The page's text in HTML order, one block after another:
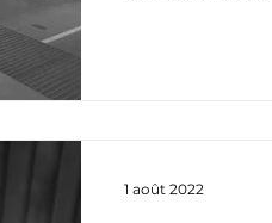
1 août 2022